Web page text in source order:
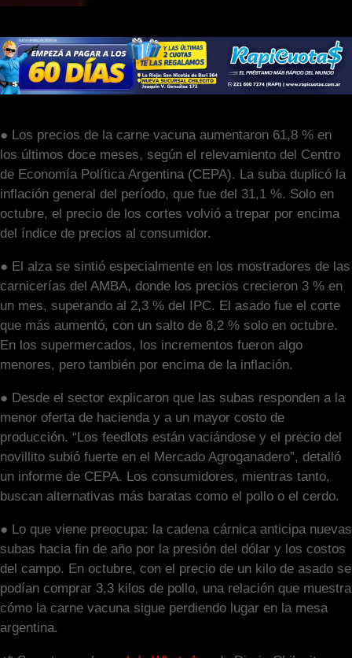
● Los precios de la carne vacuna aumentaron 61,8 % en
los últimos doce meses, según el relevamiento del Centro
de Economía Política Argentina (CEPA). La suba duplicó la
inflación general del período, que fue del 31,1 %. Solo en
octubre, el precio de los cortes volvió a trepar por encima
del índice de precios al consumidor.
● El alza se sintió especialmente en los mostradores de las
carnicerías del AMBA, donde los precios crecieron 3 % en
un mes, superando al 2,3 % del IPC. El asado fue el corte
que más aumentó, con un salto de 8,2 % solo en octubre.
En los supermercados, los incrementos fueron algo
menores, pero también por encima de la inflación.
● Desde el sector explicaron que las subas responden a la
menor oferta de hacienda y a un mayor costo de
producción. “Los feedlots están vaciándose y el precio del
novillito subió fuerte en el Mercado Agroganadero”, detalló
un informe de CEPA. Los consumidores, mientras tanto,
buscan alternativas más baratas como el pollo o el cerdo.
● Lo que viene preocupa: la cadena cárnica anticipa nuevas
subas hacia fin de año por la presión del dólar y los costos
del campo. En octubre, con el precio de un kilo de asado se
podían comprar 3,3 kilos de pollo, una relación que muestra
cómo la carne vacuna sigue perdiendo lugar en la mesa
argentina.